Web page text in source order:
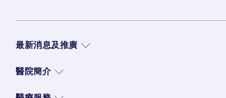
最新消息及推廣
醫院簡介